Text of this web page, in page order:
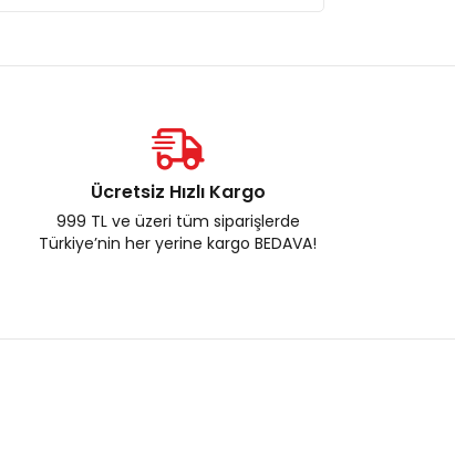
Ücretsiz Hızlı Kargo
999 TL ve üzeri tüm siparişlerde
Türkiye’nin her yerine kargo BEDAVA!